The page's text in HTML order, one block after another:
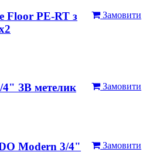
Замовити
Floor PE-RT з
Замовити
ЗВ метелик
Замовити
Modern 3/4"